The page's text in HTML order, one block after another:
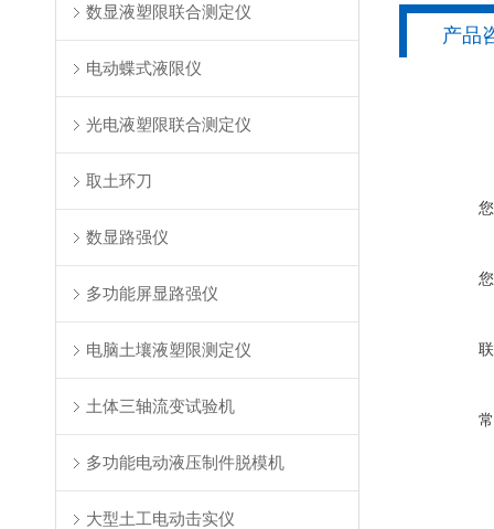
数显液塑限联合测定仪
电动蝶式液限仪
光电液塑限联合测定仪
取土环刀
数显路强仪
多功能屏显路强仪
电脑土壤液塑限测定仪
土体三轴流变试验机
多功能电动液压制件脱模机
大型土工电动击实仪
产品